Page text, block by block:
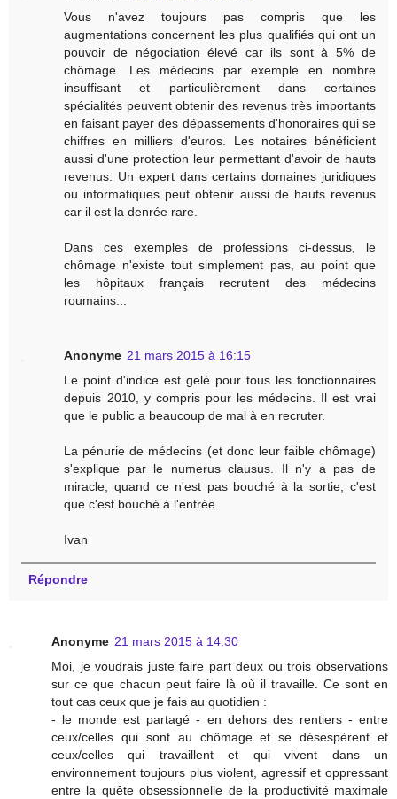
Vous n'avez toujours pas compris que les
augmentations concernent les plus qualifiés qui ont un
pouvoir de négociation élevé car ils sont à 5% de
chômage. Les médecins par exemple en nombre
insuffisant et particulièrement dans certaines
spécialités peuvent obtenir des revenus très importants
en faisant payer des dépassements d'honoraires qui se
chiffres en milliers d'euros. Les notaires bénéficient
aussi d'une protection leur permettant d'avoir de hauts
revenus. Un expert dans certains domaines juridiques
ou informatiques peut obtenir aussi de hauts revenus
car il est la denrée rare.
Dans ces exemples de professions ci-dessus, le
chômage n'existe tout simplement pas, au point que
les hôpitaux français recrutent des médecins
roumains...
Anonyme 21 mars 2015 à 16:15
Le point d'indice est gelé pour tous les fonctionnaires
depuis 2010, y compris pour les médecins. Il est vrai
que le public a beaucoup de mal à en recruter.
La pénurie de médecins (et donc leur faible chômage)
s'explique par le numerus clausus. Il n'y a pas de
miracle, quand ce n'est pas bouché à la sortie, c'est
que c'est bouché à l'entrée.
Ivan
Répondre
Anonyme 21 mars 2015 à 14:30
Moi, je voudrais juste faire part deux ou trois observations
sur ce que chacun peut faire là où il travaille. Ce sont en
tout cas ceux que je fais au quotidien :
- le monde est partagé - en dehors des rentiers - entre
ceux/celles qui sont au chômage et se désespèrent et
ceux/celles qui travaillent et qui vivent dans un
environnement toujours plus violent, agressif et oppressant
entre la quête obsessionnelle de la productivité maximale